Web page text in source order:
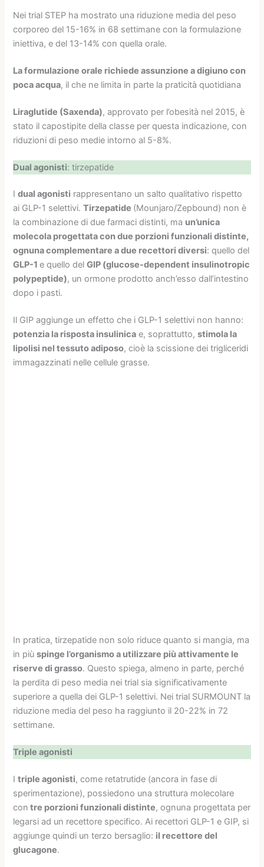
Nei trial STEP ha mostrato una riduzione media del peso
corporeo del 15-16% in 68 settimane con la formulazione
iniettiva, e del 13-14% con quella orale.
La formulazione orale richiede assunzione a digiuno con
poca acqua, il che ne limita in parte la praticità quotidiana
Liraglutide (Saxenda), approvato per l’obesità nel 2015, è
stato il capostipite della classe per questa indicazione, con
riduzioni di peso medie intorno al 5-8%.
Dual agonisti: tirzepatide
Idual agonisti rappresentano un salto qualitativo rispetto
ai GLP-1 selettivi.Tirzepatide (Mounjaro/Zepbound) non è
la combinazione di due farmaci distinti, ma un’unica
molecola progettata con due porzioni funzionali distinte,
ognuna complementare a due recettori diversi: quello del
GLP-1e quello delGIP (glucose-dependent insulinotropic
polypeptide), un ormone prodotto anch’esso dall’intestino
dopo i pasti.
Il GIP aggiunge un effetto che i GLP-1 selettivi non hanno:
potenzia la risposta insulinica e, soprattutto,stimola la
lipolisi nel tessuto adiposo, cioè la scissione dei trigliceridi
immagazzinati nelle cellule grasse.
In pratica, tirzepatide non solo riduce quanto si mangia, ma
in piùspinge l’organismo a utilizzare più attivamente le
riserve di grasso. Questo spiega, almeno in parte, perché
la perdita di peso media nei trial sia significativamente
superiore a quella dei GLP-1 selettivi. Nei trial SURMOUNT la
riduzione media del peso ha raggiunto il 20-22% in 72
settimane.
Triple agonisti
Itriple agonisti, come retatrutide (ancora in fase di
sperimentazione), possiedono una struttura molecolare
con tre porzioni funzionali distinte, ognuna progettata per
legarsi ad un recettore specifico. Ai recettori GLP-1 e GIP, si
aggiunge quindi un terzo bersaglio: il recettore del
glucagone.